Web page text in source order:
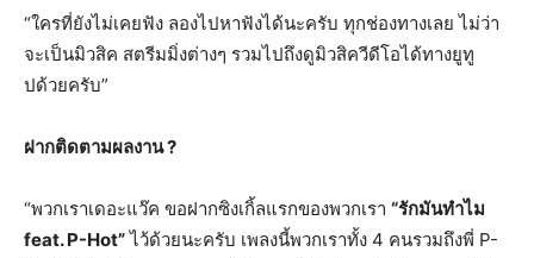
“ใครที่ยังไม่เคยฟัง ลองไปหาฟังได้นะครับ ทุกช่องทางเลย ไม่ว่า
จะเป็นมิวสิค สตรีมมิ่งต่างๆ รวมไปถึงดูมิวสิควีดีโอได้ทางยูทู
ปด้วยครับ”
ฝากติดตามผลงาน?
“พวกเราเดอะแว๊ค ขอฝากซิงเกิ้ลแรกของพวกเรา “รักมันทำไม
feat. P-Hot”ไว้ด้วยนะครับ เพลงนี้พวกเราทั้ง 4 คนรวมถึงพี่ P-